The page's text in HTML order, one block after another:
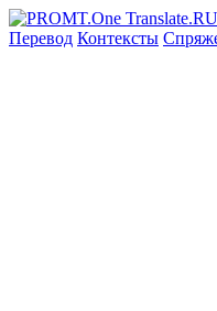
Перевод Контексты